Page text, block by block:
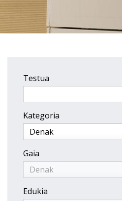
Testua
Kategoria
Gaia
Edukia